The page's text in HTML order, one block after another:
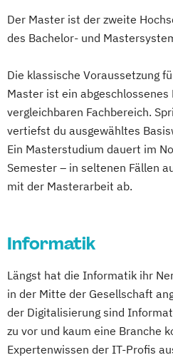
Der Master ist der zweite
des Bachelor- und
Die klassische Voraussetzung
Master ist ein
vergleichbaren Fachbereich.
vertiefst du ausgewähltes
Ein Masterstudium dauert im
Semester – in seltenen Fällen
mit der Masterarbeit ab.
Informatik
Längst hat die Informatik ihr
in der Mitte der Gesellschaft
der Digitalisierung sind
zu vor und kaum eine Branche
Expertenwissen der IT-Profis